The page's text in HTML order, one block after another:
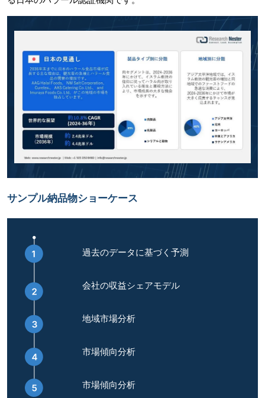
サンプル納品物ショーケース
過去のデータに基づく予測
会社の収益シェアモデル
地域市場分析
市場傾向分析
市場傾向分析